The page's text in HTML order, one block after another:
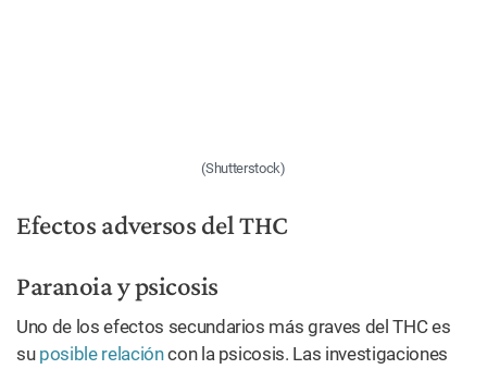
(Shutterstock)
Efectos adversos del THC
Paranoia y psicosis
Uno de los efectos secundarios más graves del THC es
su posible relacióncon la psicosis. Las investigaciones